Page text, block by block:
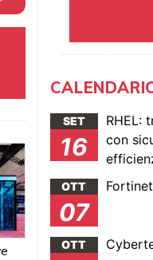
SET
16
RHEL:
con
OTT
07
OTT